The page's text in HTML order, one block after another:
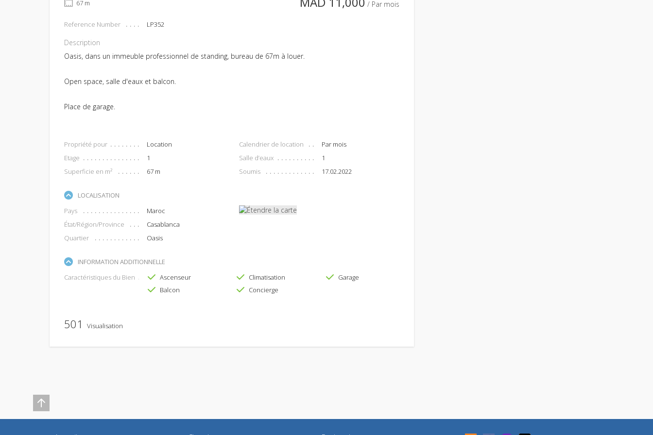
/ Par mois
67 m
Reference Number LP352
Description
Oasis, dans un immeuble professionnel de standing, bureau de 67m à louer.
Open space, salle d'eaux et balcon.
Place de garage.
Propriété pour Location Calendrier de location
Par mois
Etage
1 Salle d’eaux
1
Superficie en m²
67 m Soumis 17.02.2022
LOCALISATION
Pays
Maroc
État/Région/Province
Casablanca
Quartier
Oasis
INFORMATION ADDITIONNELLE
Caractéristiques du Bien
Ascenseur Climatisation
Garage
Balcon
Concierge
501 Visualisation